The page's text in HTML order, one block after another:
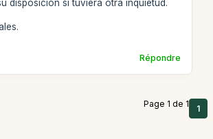
disposición si tuviera otra inquietud.
Répondre
Page 1 de 1 1